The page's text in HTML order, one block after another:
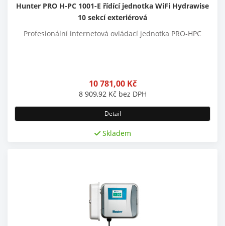
Hunter PRO H-PC 1001-E řídící jednotka WiFi Hydrawise
10 sekcí exteriérová
Profesionální internetová ovládací jednotka PRO-HPC
10 781,00 Kč
8 909,92 Kč bez DPH
Detail
Skladem